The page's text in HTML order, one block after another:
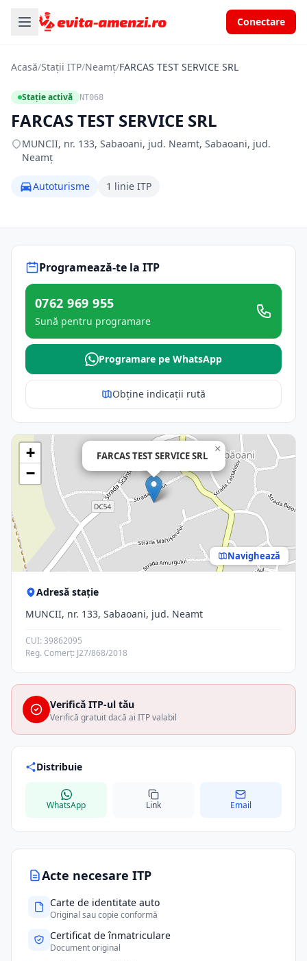
Conectare
Acasă/Stații ITP/Neamț/FARCAS TEST SERVICE SRL
Stație activă NT068
FARCAS TEST SERVICE SRL
MUNCII, nr. 133, Sabaoani, jud. Neamt, Sabaoani, jud.
Neamț
Autoturisme 1 linie ITP
Acte necesare ITP
Carte de identitate auto
Original sau copie conformă
Certificat de înmatriculare
Document original
Programează-te la ITP
0762 969 955
Sună pentru programare
Programare pe WhatsApp
Obține indicații rută
FARCAS TEST SERVICE SRL
×
+
−
Navighează
Adresă stație
MUNCII, nr. 133, Sabaoani, jud. Neamt
CUI: 39862095
Reg. Comerț: J27/868/2018
Verifică ITP-ul tău
Verifică gratuit dacă ai ITP valabil
Distribuie
WhatsApp Link Email